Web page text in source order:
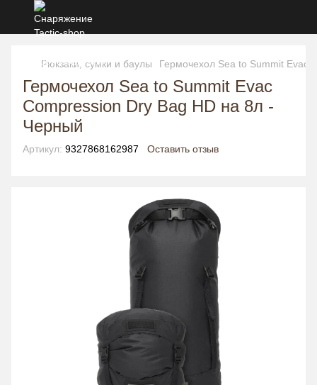
Рюкзаки, сумки и баулы Гермочехол Sea to Summit Evac
Гермочехол Sea to Summit Evac
Compression Dry Bag HD на 8л -
Черный
Артикул: 9327868162987 Оставить отзыв